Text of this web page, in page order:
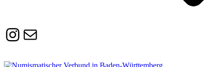
Instagram
Susanne.Boerner@zaw.uni-
heidelberg.de